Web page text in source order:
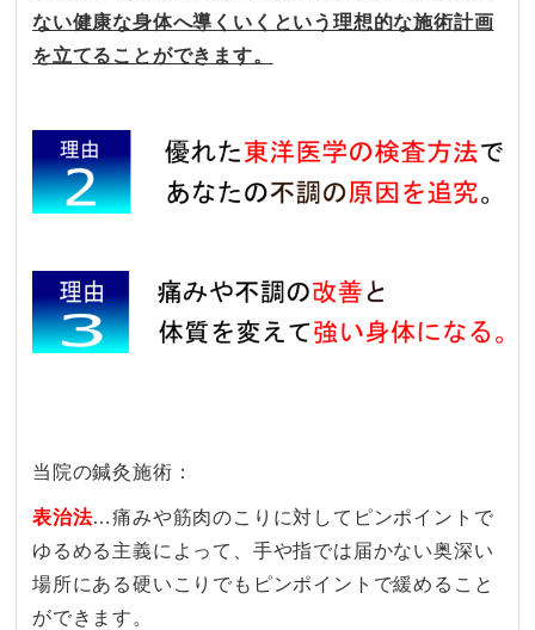
ない健康な身体へ導くいくという理想的な施術計画
を立てることができます。
当院の鍼灸施術：
表治法…痛みや筋肉のこりに対してピンポイントで
ゆるめる主義によって、手や指では届かない奥深い
場所にある硬いこりでもピンポイントで緩めること
ができます。